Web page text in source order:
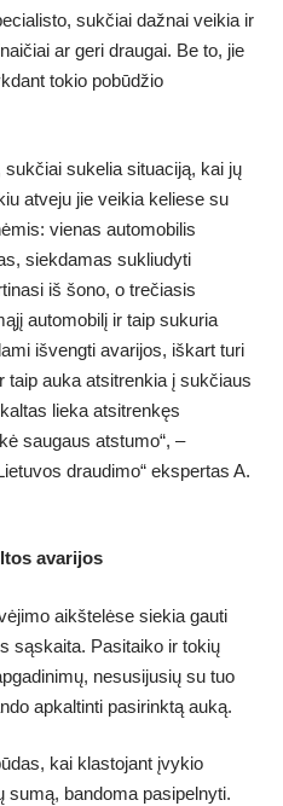
sukčiai dažnai veikia ir
ar geri draugai. Be to, jie
tokio pobūdžio
sukelia situaciją, kai jų
atveju jie veikia keliese su
vienas automobilis
siekdamas sukliudyti
iš šono, o trečiasis
automobilį ir taip sukuria
išvengti avarijos, iškart turi
taip auka atsitrenkia į sukčiaus
lieka atsitrenkęs
saugaus atstumo“, –
draudimo“ ekspertas A.
avarijos
aikštelėse siekia gauti
sąskaita. Pasitaiko ir tokių
nesusijusių su tuo
apkaltinti pasirinktą auką.
kai klastojant įvykio
sumą, bandoma pasipelnyti.